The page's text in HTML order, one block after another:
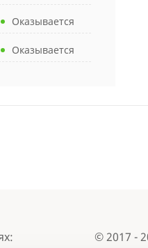
Оказывается
Оказывается
© 2017 -